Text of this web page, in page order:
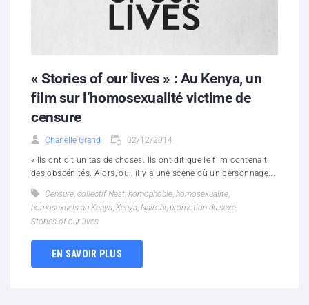
« Stories of our lives » : Au Kenya, un
film sur l’homosexualité victime de
censure
Chanelle Grand 02/12/2014
« Ils ont dit un tas de choses. Ils ont dit que le film contenait
des obscénités. Alors, oui, il y a une scène où un personnage...
Censure, collectif Nest, homophobie, homosexualite,
homosexuels au Kenya, Kenya, Nairobi, promotion du sexe,
Stories of our lives
EN SAVOIR PLUS